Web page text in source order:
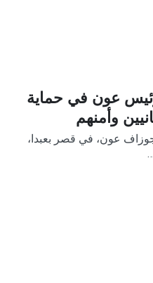
عون في حماية
وأمنهم
عون، في قصر بعبدا،